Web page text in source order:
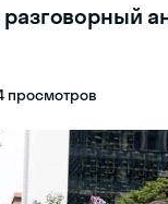
разговорный
просмотров